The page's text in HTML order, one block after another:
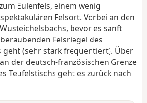
t
n
Eulenfels, einem wenig
Felsort. Vorbei an den
bevor es sanft
Felsriegel des
geht (sehr stark frequentiert). Über
der deutsch-französischen Grenze
Teufelstischs geht es zurück nach